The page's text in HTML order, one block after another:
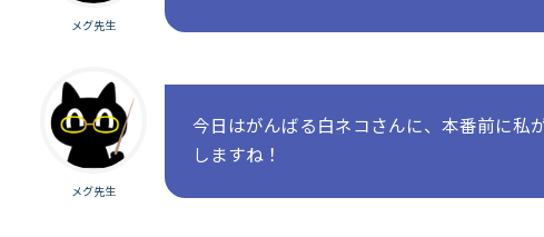
メグ先生
メグ先生
今日はがんばる白ネコさんに、本番前に私
しますね！